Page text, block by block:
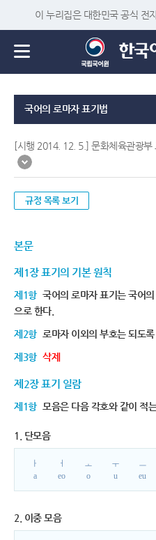
이 누리집은 대한민국 공식 전
국어의 로마자 표기법
[시행 2014. 12. 5.] 문화체육관광
규정 목록 보기
본문
제1장 표기의 기본 원칙
제1항 국어의 로마자 표기는 국어
으로 한다.
제2항 로마자 이외의 부호는 되도
제3항 삭제
제2장 표기 일람
제1항 모음은 다음 각호와 같이 적
1. 단모음
ㅏ
a
ㅓ
eo
ㅗ
o
ㅜ
u
ㅡ
eu
2. 이중 모음